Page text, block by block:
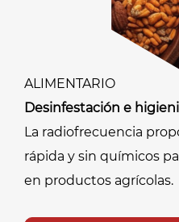
ALIMENTARIO
Desinfestación e
La radiofrecuencia
rápida y sin químicos
en productos agrícolas.